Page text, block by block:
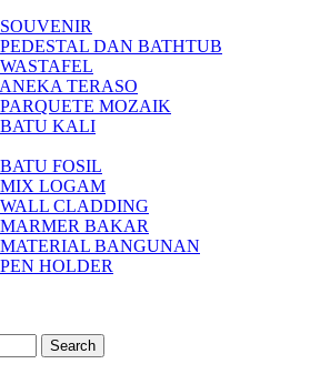
DAN BATHTUB
TERASO
MOZAIK
KALI
FOSIL
LOGAM
CLADDING
BAKAR
BANGUNAN
HOLDER
Search